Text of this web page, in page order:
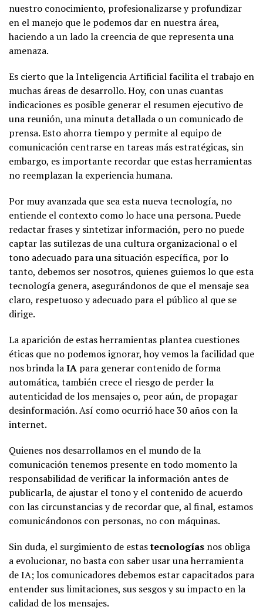
nuestro conocimiento, profesionalizarse y profundizar
en el manejo que le podemos dar en nuestra área,
haciendo a un lado la creencia de que representa una
amenaza.
Es cierto que la Inteligencia Artificial facilita el trabajo en
muchas áreas de desarrollo. Hoy, con unas cuantas
indicaciones es posible generar el resumen ejecutivo de
una reunión, una minuta detallada o un comunicado de
prensa. Esto ahorra tiempo y permite al equipo de
comunicación centrarse en tareas más estratégicas, sin
embargo, es importante recordar que estas herramientas
no reemplazan la experiencia humana.
Por muy avanzada que sea esta nueva tecnología, no
entiende el contexto como lo hace una persona. Puede
redactar frases y sintetizar información, pero no puede
captar las sutilezas de una cultura organizacional o el
tono adecuado para una situación específica, por lo
tanto, debemos ser nosotros, quienes guiemos lo que esta
tecnología genera, asegurándonos de que el mensaje sea
claro, respetuoso y adecuado para el público al que se
dirige.
La aparición de estas herramientas plantea cuestiones
éticas que no podemos ignorar, hoy vemos la facilidad que
nos brinda laIA para generar contenido de forma
automática, también crece el riesgo de perder la
autenticidad de los mensajes o, peor aún, de propagar
desinformación. Así como ocurrió hace 30 años con la
internet.
Quienes nos desarrollamos en el mundo de la
comunicación tenemos presente en todo momento la
responsabilidad de verificar la información antes de
publicarla, de ajustar el tono y el contenido de acuerdo
con las circunstancias y de recordar que, al final, estamos
comunicándonos con personas, no con máquinas.
Sin duda, el surgimiento de estastecnologías nos obliga
a evolucionar, no basta con saber usar una herramienta
de IA; los comunicadores debemos estar capacitados para
entender sus limitaciones, sus sesgos y su impacto en la
calidad de los mensajes.